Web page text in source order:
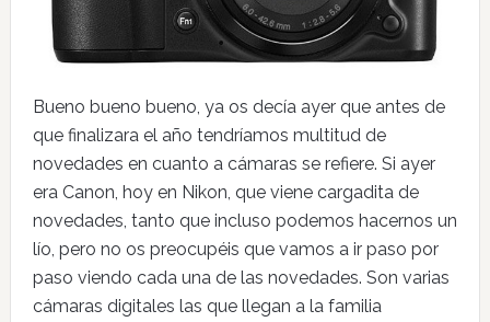
Bueno bueno bueno, ya os decía ayer que antes de
que finalizara el año tendríamos multitud de
novedades en cuanto a cámaras se refiere. Si ayer
era Canon, hoy en Nikon, que viene cargadita de
novedades, tanto que incluso podemos hacernos un
lío, pero no os preocupéis que vamos a ir paso por
paso viendo cada una de las novedades. Son varias
cámaras digitales las que llegan a la familia